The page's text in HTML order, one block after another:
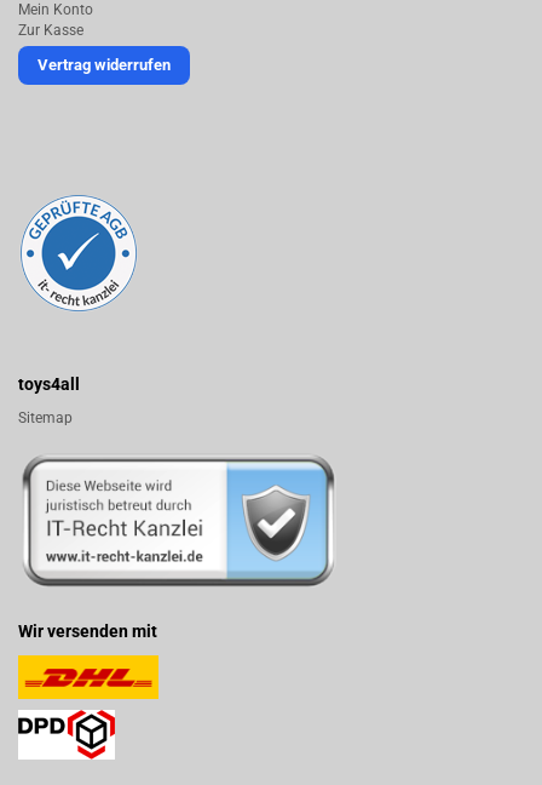
Mein Konto
Zur Kasse
Vertrag widerrufen
toys4all
Sitemap
Wir versenden mit